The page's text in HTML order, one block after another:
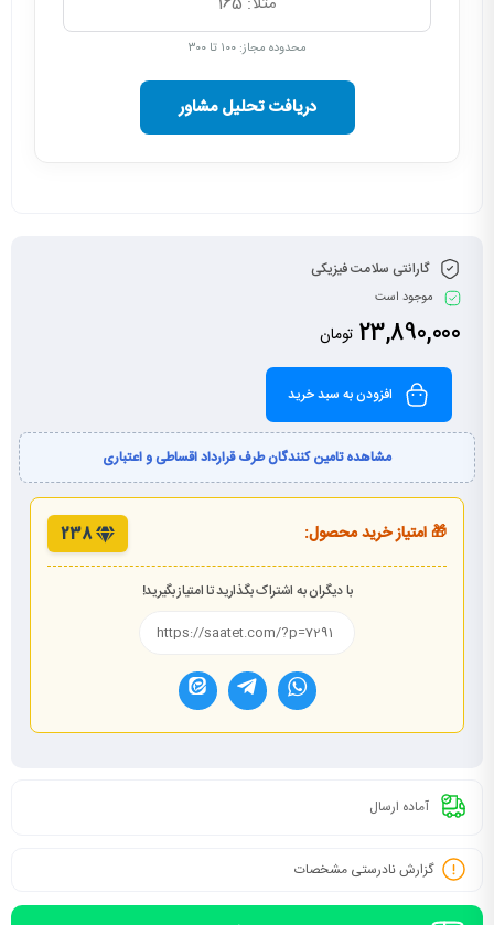
محدوده مجاز: ۱۰۰ تا ۳۰۰
دریافت تحلیل مشاور
گارانتی سلامت فیزیکی
موجود است
23,890,000 تومان
افزودن به سبد خرید
مشاهده تامین کنندگان طرف قرارداد اقساطی و اعتباری
🎁 امتیاز خرید محصول: 238
با دیگران به اشتراک بگذارید تا امتیاز بگیرید!
آماده ارسال
گزارش نادرستی مشخصات